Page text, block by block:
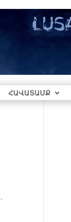
ՀԱՎԱՏԱՄՔ